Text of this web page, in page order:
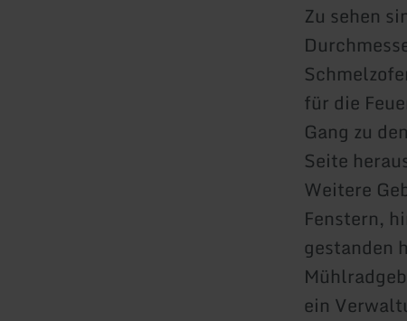
Zu sehen
für die
Gang zu
Seite
Weitere
Fenstern,
gestanden
ein